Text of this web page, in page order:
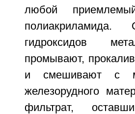
любой
полиакриламида.
гидроксидов
промывают,
и смешивают с
железорудного
фильтрат,